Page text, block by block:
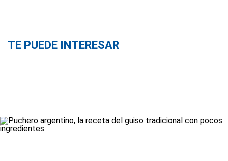
TE PUEDE INTERESAR